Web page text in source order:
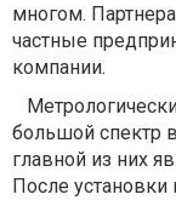
многом.
частные
компании.
большой спектр
главной из них
После установки